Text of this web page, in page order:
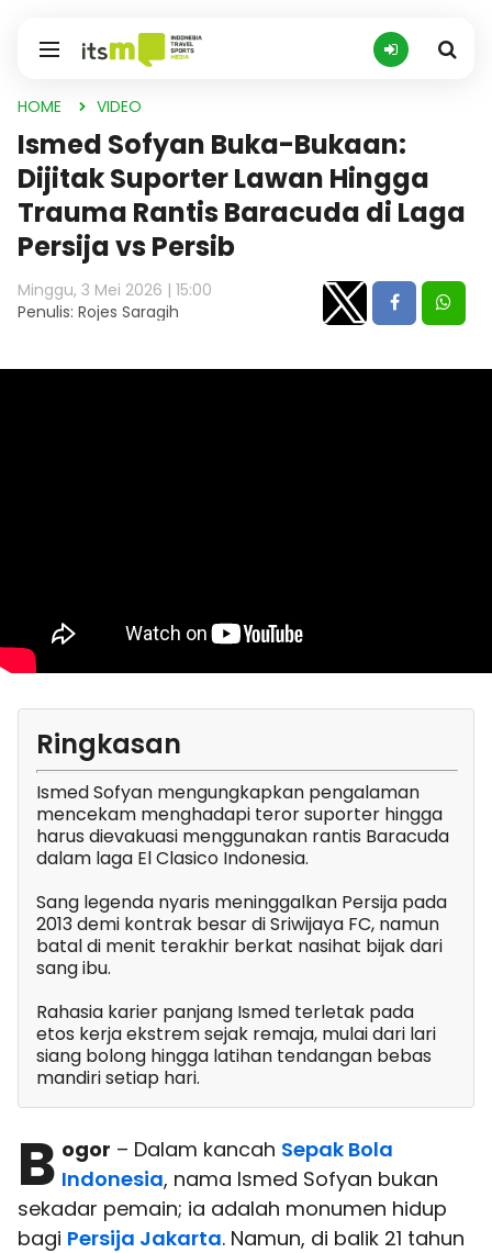
HOME VIDEO
Ismed Sofyan Buka-Bukaan:
Dijitak Suporter Lawan Hingga
Trauma Rantis Baracuda di Laga
Persija vs Persib
Minggu, 3 Mei 2026 | 15:00
Penulis: Rojes Saragih
Ringkasan
Ismed Sofyan mengungkapkan pengalaman
mencekam menghadapi teror suporter hingga
harus dievakuasi menggunakan rantis Baracuda
dalam laga El Clasico Indonesia.
Sang legenda nyaris meninggalkan Persija pada
2013 demi kontrak besar di Sriwijaya FC, namun
batal di menit terakhir berkat nasihat bijak dari
sang ibu.
Rahasia karier panjang Ismed terletak pada
etos kerja ekstrem sejak remaja, mulai dari lari
siang bolong hingga latihan tendangan bebas
mandiri setiap hari.
B ogor – Dalam kancah Sepak Bola
Indonesia, nama Ismed Sofyan bukan
sekadar pemain; ia adalah monumen hidup
bagi Persija Jakarta. Namun, di balik 21 tahun